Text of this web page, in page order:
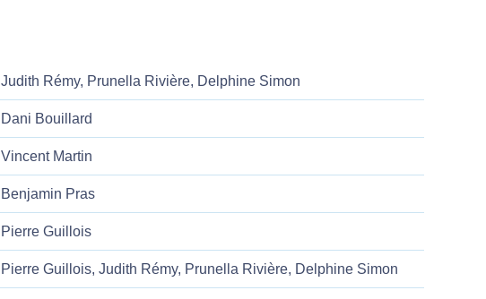
Judith Rémy, Prunella Rivière, Delphine Simon
Dani Bouillard
Vincent Martin
Benjamin Pras
Pierre Guillois
Pierre Guillois, Judith Rémy, Prunella Rivière, Delphine Simon